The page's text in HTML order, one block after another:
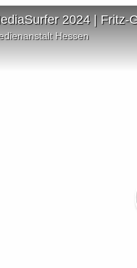
2024 | Fritz-
Hessen